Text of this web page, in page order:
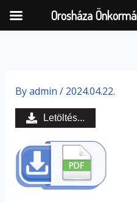
content
Byadmin / 2024.04.22.
Letöltés...
Orosháza